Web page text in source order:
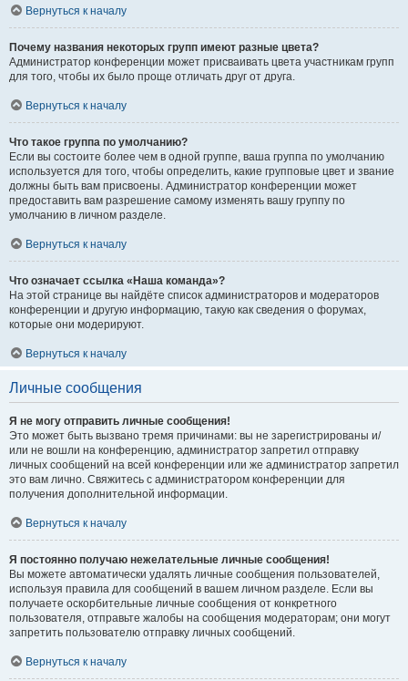
Вернуться к началу
Почему названия некоторых групп имеют разные цвета?
Администратор конференции может присваивать цвета участникам групп
для того, чтобы их было проще отличать друг от друга.
Вернуться к началу
Что такое группа по умолчанию?
Если вы состоите более чем в одной группе, ваша группа по умолчанию
используется для того, чтобы определить, какие групповые цвет и звание
должны быть вам присвоены. Администратор конференции может
предоставить вам разрешение самому изменять вашу группу по
умолчанию в личном разделе.
Вернуться к началу
Что означает ссылка «Наша команда»?
На этой странице вы найдёте список администраторов и модераторов
конференции и другую информацию, такую как сведения о форумах,
которые они модерируют.
Вернуться к началу
Личные сообщения
Я не могу отправить личные сообщения!
Это может быть вызвано тремя причинами: вы не зарегистрированы и/
или не вошли на конференцию, администратор запретил отправку
личных сообщений на всей конференции или же администратор запретил
это вам лично. Свяжитесь с администратором конференции для
получения дополнительной информации.
Вернуться к началу
Я постоянно получаю нежелательные личные сообщения!
Вы можете автоматически удалять личные сообщения пользователей,
используя правила для сообщений в вашем личном разделе. Если вы
получаете оскорбительные личные сообщения от конкретного
пользователя, отправьте жалобы на сообщения модераторам; они могут
запретить пользователю отправку личных сообщений.
Вернуться к началу